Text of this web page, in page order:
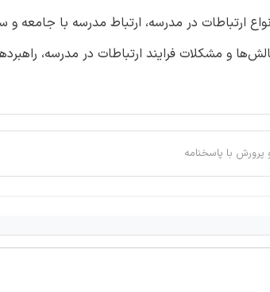
ارتباطات در مدرسه، ارتباط مدرسه با جامعه
و مشکلات فرایند ارتباطات در مدرسه،
با پاسخنامه